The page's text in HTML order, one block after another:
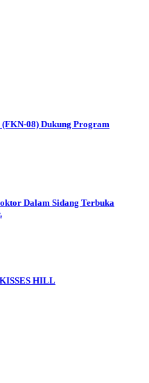
08) Dukung Program
Dalam Sidang Terbuka
HILL